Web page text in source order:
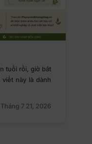
tuổi rồi, giờ bắt
này là dành
Tháng 7 21, 2026